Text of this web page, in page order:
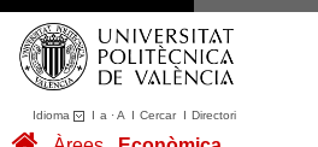
Idioma I a ·A I CercarI Directori
Conjunts de dades